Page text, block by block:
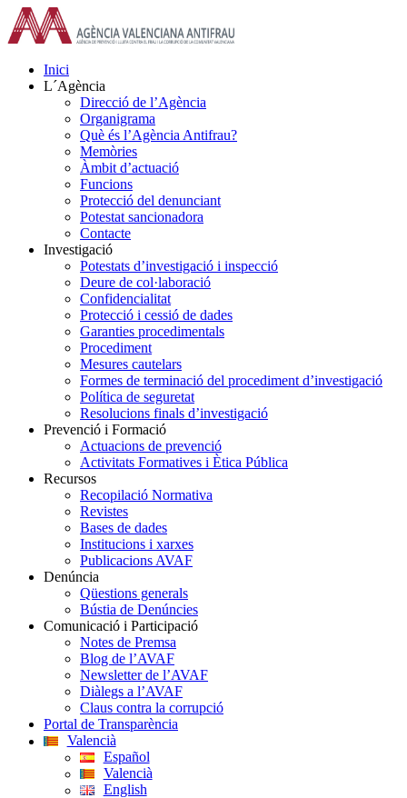
Skip
to
content
Inici
L´Agència
Direcció de l’Agència
Organigrama
Què és l’Agència Antifrau?
Memòries
Àmbit d’actuació
Funcions
Protecció del denunciant
Potestat sancionadora
Contacte
Investigació
Potestats d’investigació i inspecció
Deure de col·laboració
Confidencialitat
Protecció i cessió de dades
Garanties procedimentals
Procediment
Mesures cautelars
Formes de terminació del procediment d’investigació
Política de seguretat
Resolucions finals d’investigació
Prevenció i Formació
Actuacions de prevenció
Activitats Formatives i Ètica Pública
Recursos
Recopilació Normativa
Revistes
Bases de dades
Institucions i xarxes
Publicacions AVAF
Denúncia
Qüestions generals
Bústia de Denúncies
Comunicació i Participació
Notes de Premsa
Blog de l’AVAF
Newsletter de l’AVAF
Diàlegs a l’AVAF
Claus contra la corrupció
Portal de Transparència
Valencià
Español
Valencià
English